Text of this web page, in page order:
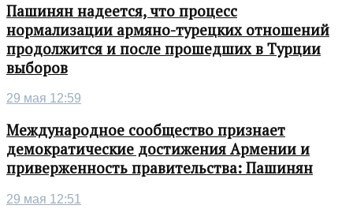
Пашинян надеется, что процесс
нормализации армяно-турецких отношений
продолжится и после прошедших в Турции
выборов
29 мая 12:59
Международное сообщество признает
демократические достижения Армении и
приверженность правительства: Пашинян
29 мая 12:51